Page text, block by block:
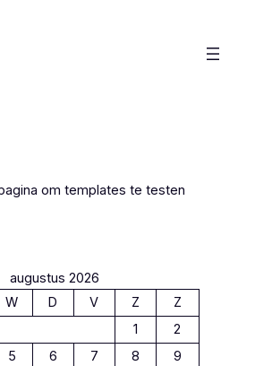
om templates te testen
augustus 2026
W D V Z
Z
1
2
5 6 7 8
9